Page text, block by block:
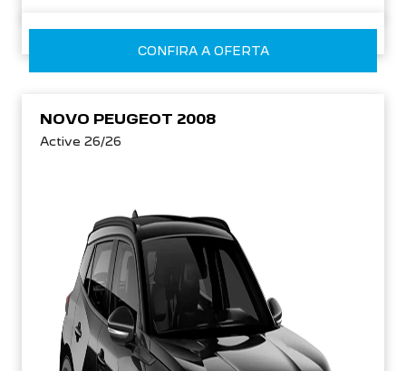
CONFIRA A OFERTA
NOVO PEUGEOT 2008
Active 26/26